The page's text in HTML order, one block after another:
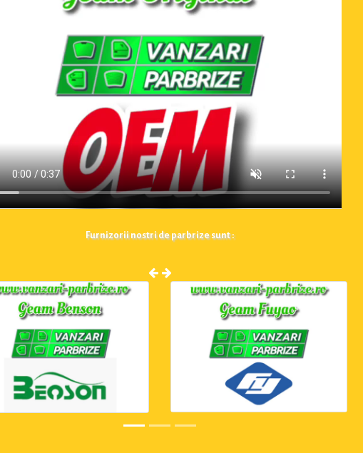
Furnizorii nostri de parbrize sunt :